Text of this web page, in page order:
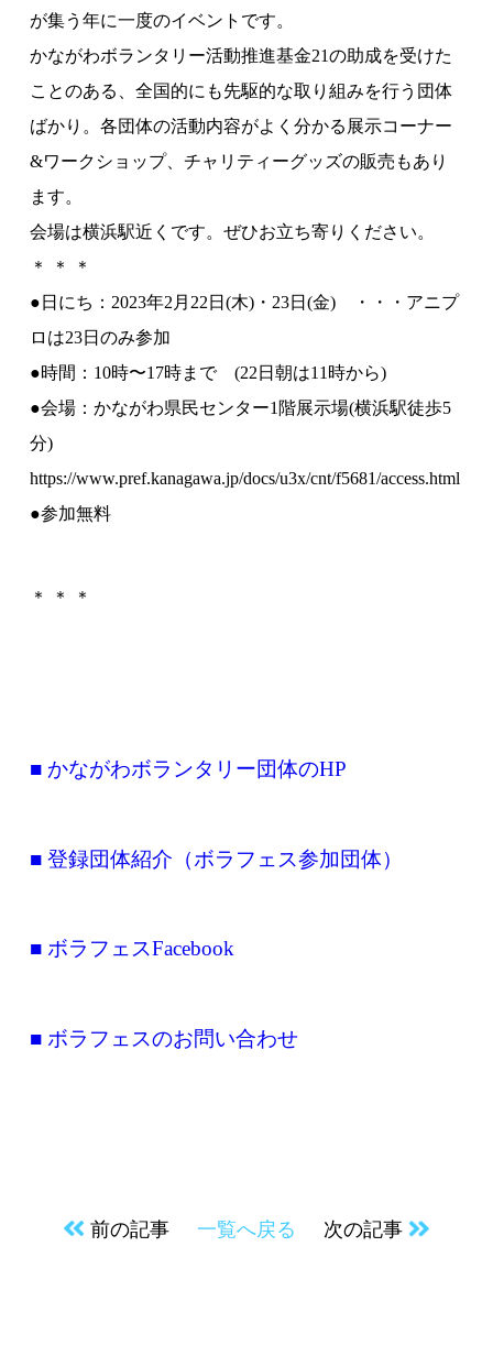
が集う年に一度のイベントです。
かながわボランタリー活動推進基金21の助成を受けた
ことのある、全国的にも先駆的な取り組みを行う団体
ばかり。各団体の活動内容がよく分かる展示コーナー
&ワークショップ、チャリティーグッズの販売もあり
ます。
会場は横浜駅近くです。ぜひお立ち寄りください。
＊ ＊ ＊
●日にち：2023年2月22日(木)・23日(金) ・・・アニプ
ロは23日のみ参加
●時間：10時〜17時まで (22日朝は11時から)
●会場：かながわ県民センター1階展示場(横浜駅徒歩5
分)
https://www.pref.kanagawa.jp/docs/u3x/cnt/f5681/access.html
●参加無料
＊ ＊ ＊
■ かながわボランタリー団体のHP
■ 登録団体紹介（ボラフェス参加団体）
■ ボラフェスFacebook
■ ボラフェスのお問い合わせ
前の記事 一覧へ戻る 次の記事